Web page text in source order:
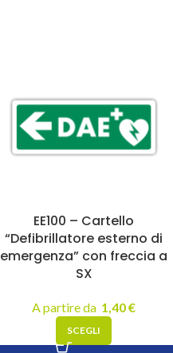
EE100 – Cartello
“Defibrillatore esterno di
emergenza” con freccia a
SX
A partire da 1,40€
SCEGLI